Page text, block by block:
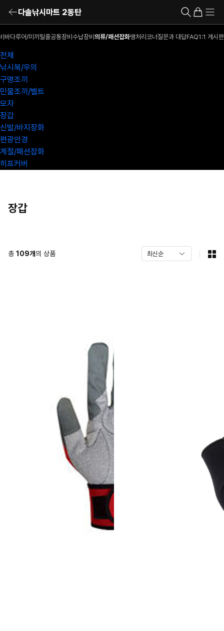
다솔낚시마트 2동탄
바다루어/미끼 릴줄공통장비 수납장비 의류/패션잡화땡처리코너 질문과 대답FAQ1:1 게시판
전체
낚시복/우의
구명조끼
민물조끼/벨트
모자
장갑
신발/바지장화
편광안경
계절/패션잡화
히프커버
장갑
총 109개의 상품